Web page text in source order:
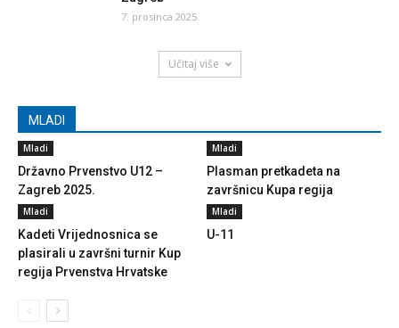
7. prosinca 2025.
Učitaj više
MLADI
Mladi
Državno Prvenstvo U12 –
Zagreb 2025.
Mladi
Plasman pretkadeta na
završnicu Kupa regija
Mladi
Kadeti Vrijednosnica se
plasirali u završni turnir Kup
regija Prvenstva Hrvatske
Mladi
U-11